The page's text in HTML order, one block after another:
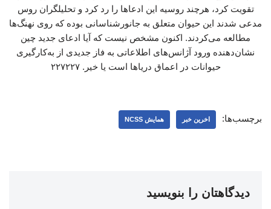
تقویت کرد، هرچند روسیه این ادعاها را رد کرد و تحلیلگران روس
مدعی شدند این حیوان متعلق به جانورشناسانی بوده که روی نهنگ‌ها
مطالعه می‌کردند. اکنون مشخص نیست که آیا ادعای جدید چین
نشان‌دهنده ورود آژانس‌های اطلاعاتی به فاز جدیدی از به‌کارگیری
حیوانات در اعماق دریاها است یا خیر. ۲۲۷۲۲۷
برچسب‌ها: اخرین خبر همایش NCSS
دیدگاهتان را بنویسید